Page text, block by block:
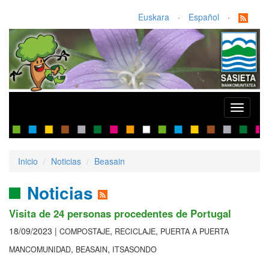
Euskara · Español ·
Toggle
Inicio Noticias Beasain
Noticias
Visita de 24 personas procedentes de Portugal
18/09/2023 | COMPOSTAJE, RECICLAJE, PUERTA A PUERTA
MANCOMUNIDAD, BEASAIN, ITSASONDO